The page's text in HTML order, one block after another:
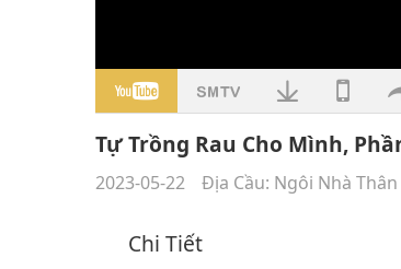
Tự Trồng Rau Cho Mình,
2023-05-22 Địa Cầu: Ngôi Nhà Thân
Chi Tiết